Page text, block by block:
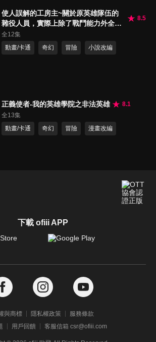
使人誤解的工房主~關於原英雄隊伍的
雜役人員，實際上除了戰鬥能力外全是
SSS的故事~
8.5
全12集
動畫/卡通
奇幻 冒險 小說改編
正義使者-我的英雄學院之非法英雄
8.1
全13集
動畫/卡通
奇幻 冒險 漫畫改編
下載 ofiii APP
與商標 隱私權政策
服務條款
用戶回饋 客服信箱 csr@ofiii.com